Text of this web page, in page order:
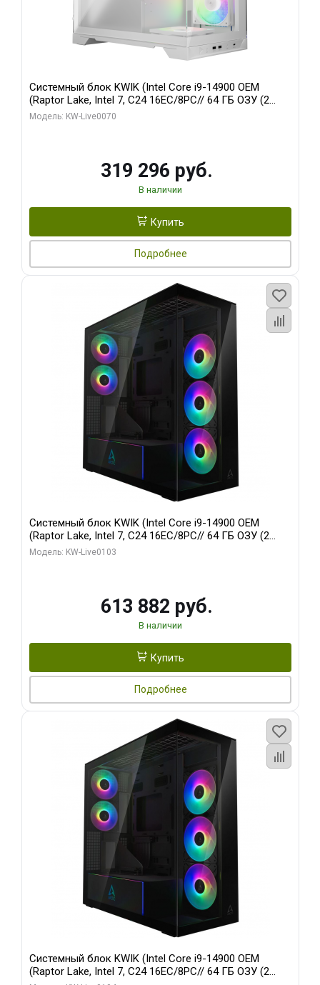
Системный блок KWIK (Intel Core i9-14900 OEM
(Raptor Lake, Intel 7, C24 16EC/8PC// 64 ГБ ОЗУ (2
модуля)/ Gigabyte RTX5080 XTREME WATERFORCE
Модель: KW-Live0070
319 296 руб.
В наличии
Купить
Подробнее
Системный блок KWIK (Intel Core i9-14900 OEM
(Raptor Lake, Intel 7, C24 16EC/8PC// 64 ГБ ОЗУ (2
модуля)/ Afox RTX4090 24GB GDDR6X 384-Bit 3xDP
Модель: KW-Live0103
613 882 руб.
В наличии
Купить
Подробнее
Системный блок KWIK (Intel Core i9-14900 OEM
(Raptor Lake, Intel 7, C24 16EC/8PC// 64 ГБ ОЗУ (2